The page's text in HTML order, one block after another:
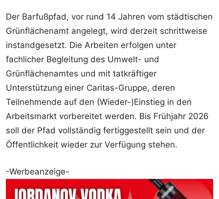
Der Barfußpfad, vor rund 14 Jahren vom städtischen
Grünflächenamt angelegt, wird derzeit schrittweise
instandgesetzt. Die Arbeiten erfolgen unter
fachlicher Begleitung des Umwelt- und
Grünflächenamtes und mit tatkräftiger
Unterstützung einer Caritas-Gruppe, deren
Teilnehmende auf den (Wieder-)Einstieg in den
Arbeitsmarkt vorbereitet werden. Bis Frühjahr 2026
soll der Pfad vollständig fertiggestellt sein und der
Öffentlichkeit wieder zur Verfügung stehen.
-Werbeanzeige-